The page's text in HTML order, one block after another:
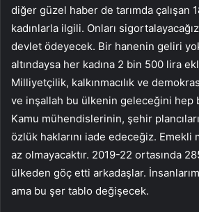
diğer güzel haber de tarımda çalışan
kadınlarla ilgili. Onları
devlet ödeyecek. Bir hanenin geliri
altındaysa her kadına 2 bin 500 lira
Milliyetçilik, kalkınmacılık ve
ve inşallah bu ülkenin geleceğini hep
Kamu mühendislerinin, şehir
özlük haklarını iade edeceğiz. Emekli
az olmayacaktır. 2019-22 ortasında
ülkeden göç etti arkadaşlar.
ama bu şer tablo değişecek.